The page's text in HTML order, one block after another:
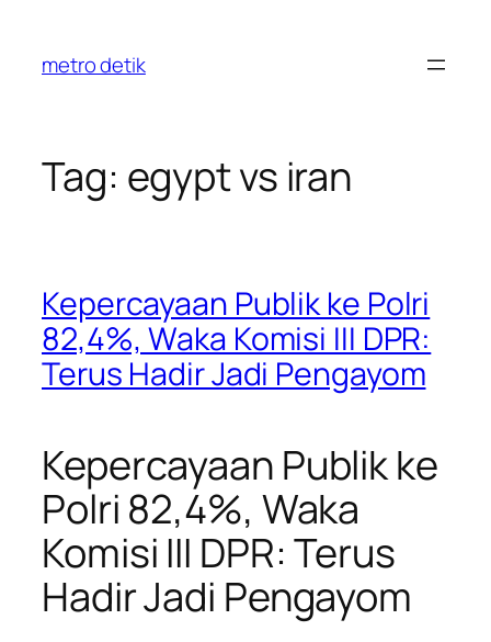
content
metro detik
Tag: egypt vs iran
Kepercayaan Publik ke Polri
82,4%, Waka Komisi III DPR:
Terus Hadir Jadi Pengayom
Kepercayaan Publik ke
Polri 82,4%, Waka
Komisi III DPR: Terus
Hadir Jadi Pengayom